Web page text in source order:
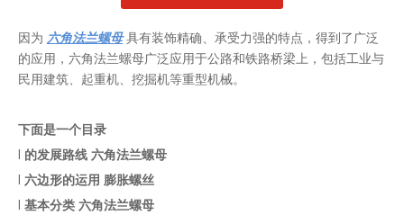
因为 六角法兰螺母具有装饰精确、承受力强的特点，得到了广泛
的应用，六角法兰螺母广泛应用于公路和铁路桥梁上，包括工业与
民用建筑、起重机、挖掘机等重型机械。
下面是一个目录
l 的发展路线 六角法兰螺母
l 六边形的运用 膨胀螺丝
l 基本分类 六角法兰螺母